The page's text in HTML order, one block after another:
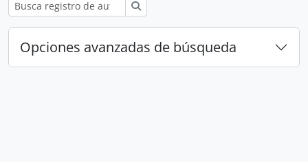
Opciones avanzadas de búsqueda